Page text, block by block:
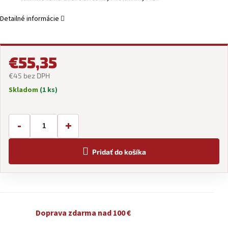
Detailné informácie
€55,35
€45 bez DPH
Jednotková
Skladom (1 ks)
- +
Pridať do košíka
Doprava zdarma nad 100 €